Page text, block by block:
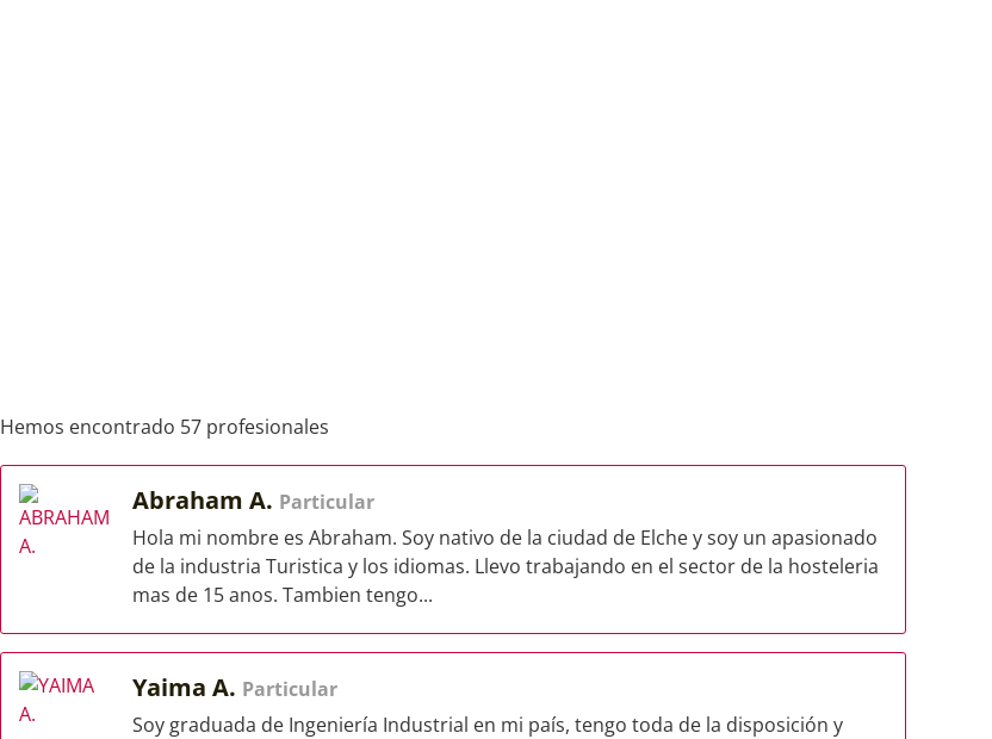
Hemos encontrado 57 profesionales
Abraham A. Particular
Hola mi nombre es Abraham. Soy nativo de la ciudad de Elche y soy un apasionado
de la industria Turistica y los idiomas. Llevo trabajando en el sector de la hosteleria
mas de 15 anos. Tambien tengo...
Yaima A. Particular
Soy graduada de Ingeniería Industrial en mi país, tengo toda de la disposición y